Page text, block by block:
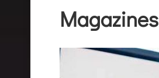
Magazines